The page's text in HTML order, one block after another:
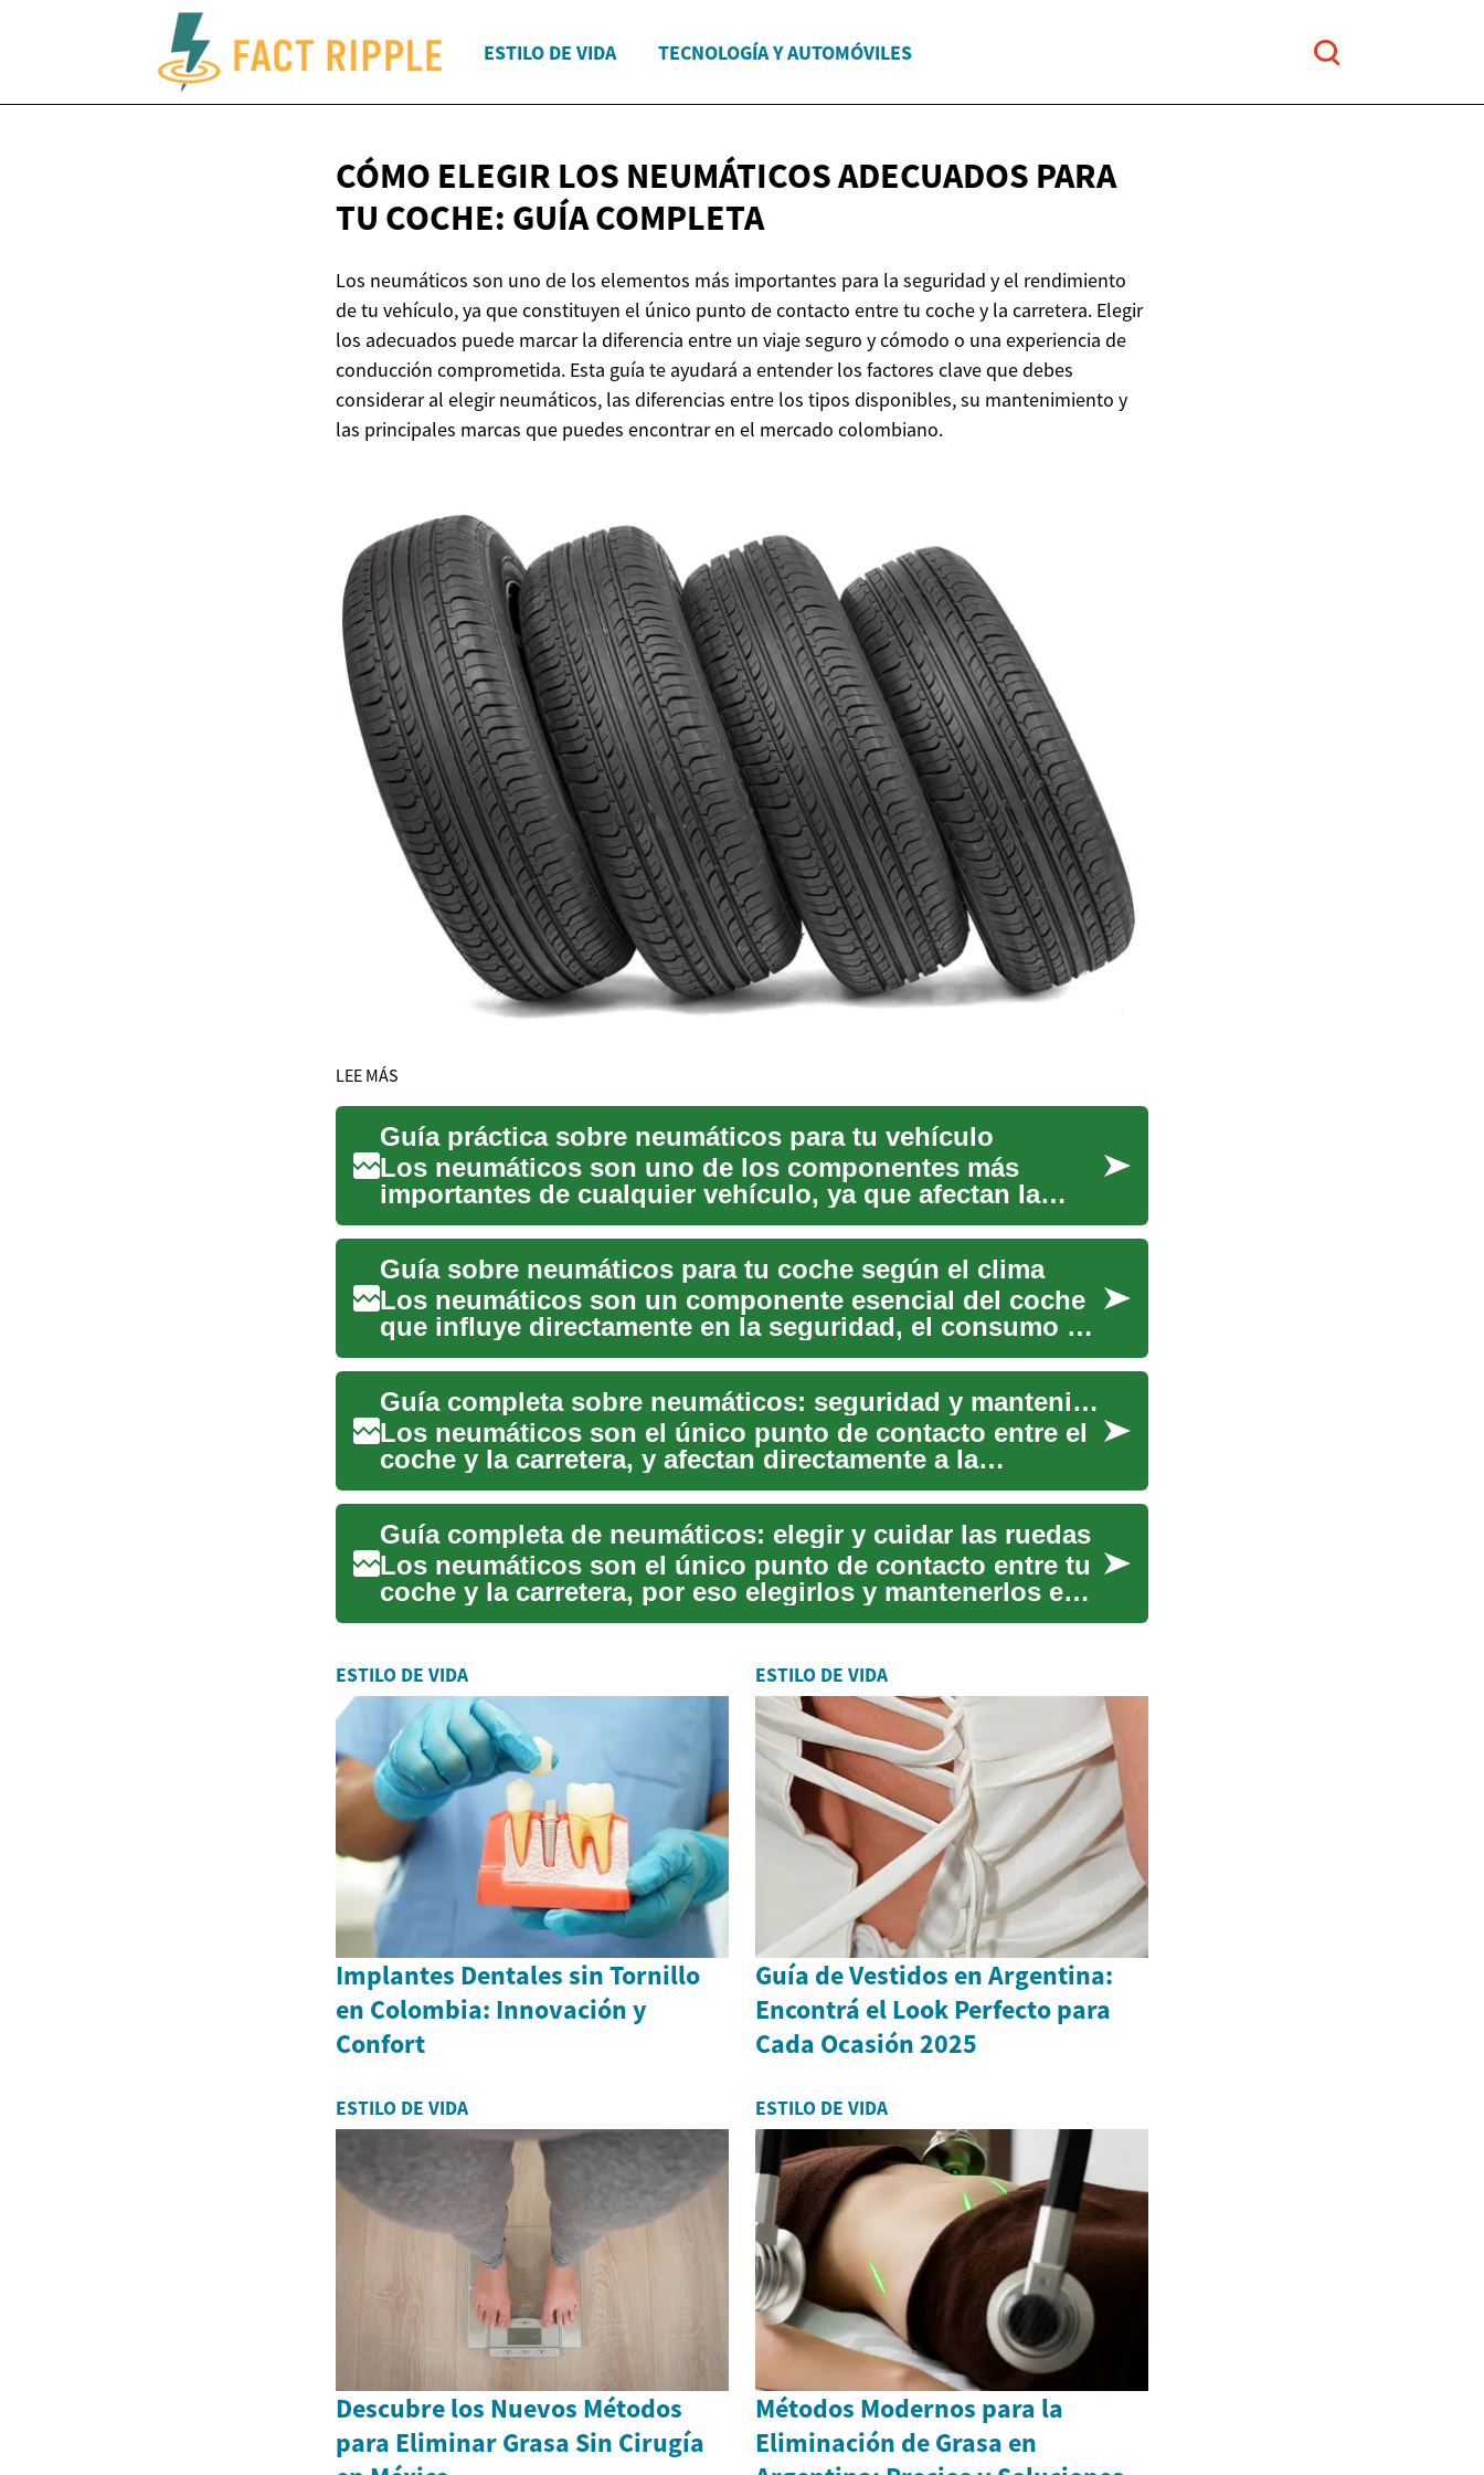
ESTILO DE VIDA TECNOLOGÍA Y AUTOMÓVILES
CÓMO ELEGIR LOS NEUMÁTICOS ADECUADOS PARA
TU COCHE: GUÍA COMPLETA
Los neumáticos son uno de los elementos más importantes para la seguridad y el rendimiento
de tu vehículo, ya que constituyen el único punto de contacto entre tu coche y la carretera. Elegir
los adecuados puede marcar la diferencia entre un viaje seguro y cómodo o una experiencia de
conducción comprometida. Esta guía te ayudará a entender los factores clave que debes
considerar al elegir neumáticos, las diferencias entre los tipos disponibles, su mantenimiento y
las principales marcas que puedes encontrar en el mercado colombiano.
LEE MÁS
Guía práctica sobre neumáticos para tu vehículo
Los neumáticos son uno de los componentes más
importantes de cualquier vehículo, ya que afectan la
seguridad, el cons...
Guía sobre neumáticos para tu coche según el clima
Los neumáticos son un componente esencial del coche
que influye directamente en la seguridad, el consumo de
combustib...
Guía completa sobre neumáticos: seguridad y mantenimiento
Los neumáticos son el único punto de contacto entre el
coche y la carretera, y afectan directamente a la
seguridad, e...
Guía completa de neumáticos: elegir y cuidar las ruedas
Los neumáticos son el único punto de contacto entre tu
coche y la carretera, por eso elegirlos y mantenerlos en
buen ...
ESTILO DE VIDA
Implantes Dentales sin Tornillo
en Colombia: Innovación y
Confort
ESTILO DE VIDA
Guía de Vestidos en Argentina:
Encontrá el Look Perfecto para
Cada Ocasión 2025
ESTILO DE VIDA
Descubre los Nuevos Métodos
para Eliminar Grasa Sin Cirugía
ESTILO DE VIDA
Métodos Modernos para la
Eliminación de Grasa en